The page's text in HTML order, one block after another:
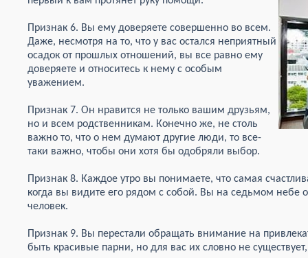
Признак 6. Вы ему доверяете совершенно во всем.
Даже, несмотря на то, что у вас остался неприятный
осадок от прошлых отношений, вы все равно ему
доверяете и относитесь к нему с особым
уважением.
Признак 7. Он нравится не только вашим друзьям,
но и всем родственникам. Конечно же, не столь
важно то, что о нем думают другие люди, то все-
таки важно, чтобы они хотя бы одобряли выбор.
Признак 8. Каждое утро вы понимаете, что самая
когда вы видите его рядом с собой. Вы на седьмом небе
человек.
Признак 9. Вы перестали обращать внимание на
быть красивые парни, но для вас их словно не